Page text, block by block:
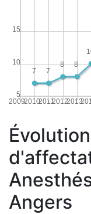
20092010201120122013
5
10
15
8
8
7
7
Angers